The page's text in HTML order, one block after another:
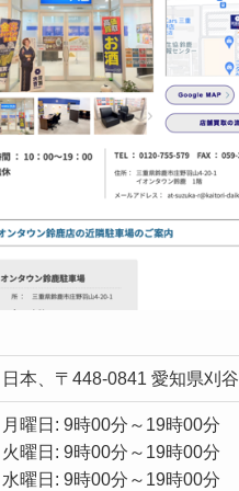
日本、〒448-0841 愛知県刈
月曜日: 9時00分～19時00分
火曜日: 9時00分～19時00分
水曜日: 9時00分～19時00分